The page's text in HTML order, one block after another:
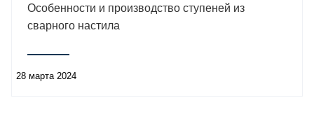
Особенности и производство ступеней из
сварного настила
28 марта 2024